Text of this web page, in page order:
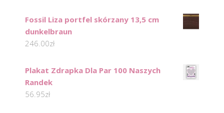
Fossil Liza portfel skórzany 13,5 cm
dunkelbraun
246.00zł
Plakat Zdrapka Dla Par 100 Naszych
Randek
56.95zł